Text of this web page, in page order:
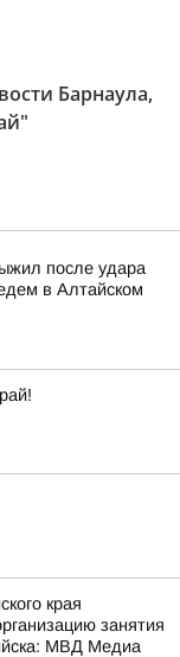
Барнаула,
после удара
в Алтайском
края
занятия
МВД Медиа